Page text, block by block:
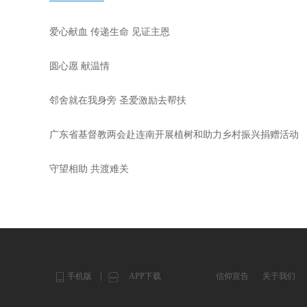
爱心献血 传递生命 见证主恩
圆心愿 献温情
邻舍就在我身旁 圣爱激励去帮扶
广东省基督教两会赴连南开展植树和助力乡村振兴捐赠活动
守望相助 共渡难关
手机版 APP下载 信仰宣告 关于我们